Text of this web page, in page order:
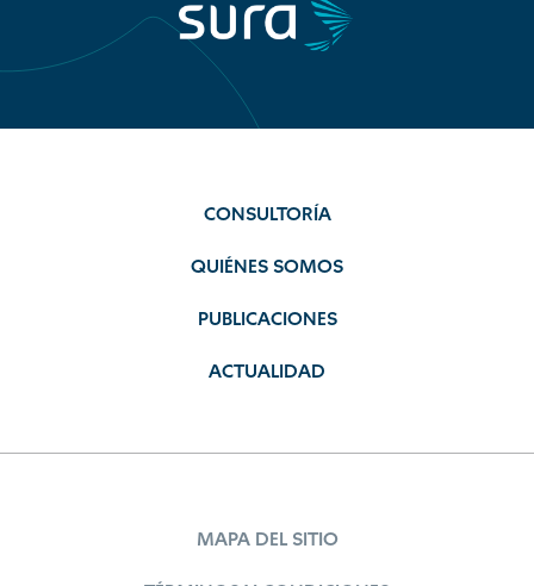
CONSULTORÍA
QUIÉNES SOMOS
PUBLICACIONES
ACTUALIDAD
MAPA DEL SITIO